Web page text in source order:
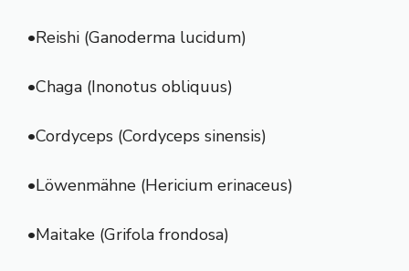
•Reishi (Ganoderma lucidum)
•Chaga (Inonotus obliquus)
•Cordyceps (Cordyceps sinensis)
•Löwenmähne (Hericium erinaceus)
•Maitake (Grifola frondosa)